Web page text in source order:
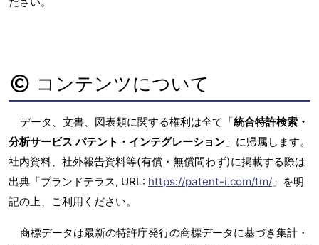
コンテンツについて
データ、文書、図表類に関する権利は全て「統合特許検索・
分析サービス パテント・インテグレーション 」に帰属します。
社内資料、社外報告資料等(有償・無償問わず)に掲載する際は
出典「ブランドテラス, URL: https://patent-i.com/tm/ 」を明
記の上、ご利用ください。
商標データは最新の特許庁発行の商標データに基づき集計・